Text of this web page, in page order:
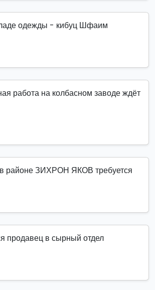
одежды - кибуц Шфаим
работа на колбасном заводе ждёт
районе ЗИХРОН ЯКОВ требуется
продавец в сырный отдел